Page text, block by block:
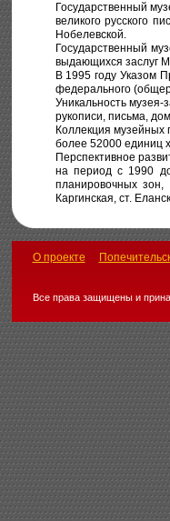
Государственный
великого русского
Нобелевской.
Государственный
выдающихся заслуг
В 1995 году Указом
федерального
Уникальность музея-
рукописи, письма,
Коллекция музейных
более 52000 единиц
Перспективное
на период с 1990 до
планировочных
Каргинская, ст.
О проекте
Все права защищены и